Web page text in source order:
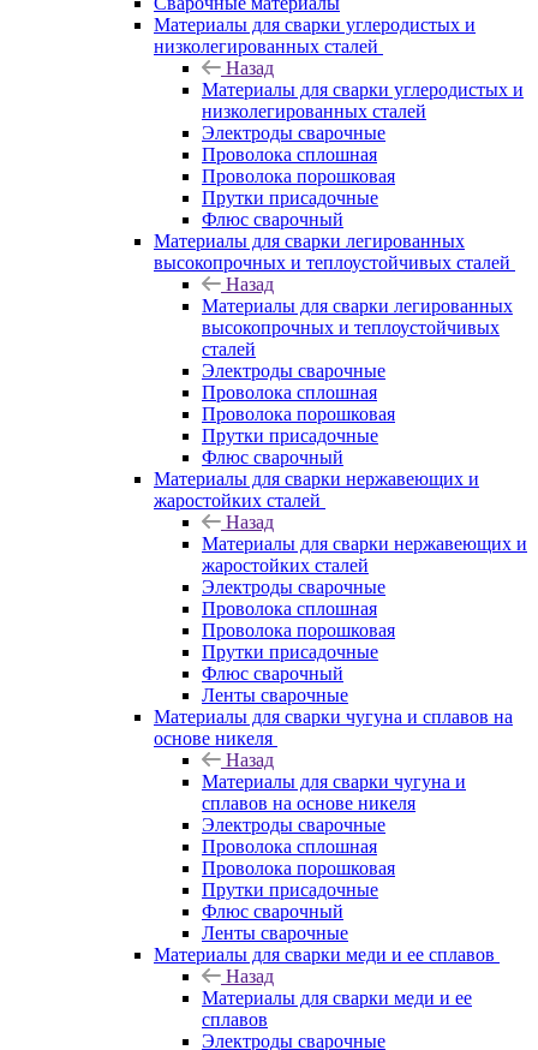
Материалы для сварки углеродистых и
низколегированных сталей
Назад
Материалы для сварки углеродистых и
низколегированных сталей
Электроды сварочные
Проволока сплошная
Проволока порошковая
Прутки присадочные
Флюс сварочный
Материалы для сварки легированных
высокопрочных и теплоустойчивых сталей
Назад
Материалы для сварки легированных
высокопрочных и теплоустойчивых
сталей
Электроды сварочные
Проволока сплошная
Проволока порошковая
Прутки присадочные
Флюс сварочный
Материалы для сварки нержавеющих и
жаростойких сталей
Назад
Материалы для сварки нержавеющих и
жаростойких сталей
Электроды сварочные
Проволока сплошная
Проволока порошковая
Прутки присадочные
Флюс сварочный
Ленты сварочные
Материалы для сварки чугуна и сплавов на
основе никеля
Назад
Материалы для сварки чугуна и
сплавов на основе никеля
Электроды сварочные
Проволока сплошная
Проволока порошковая
Прутки присадочные
Флюс сварочный
Ленты сварочные
Материалы для сварки меди и ее сплавов
Назад
Материалы для сварки меди и ее
сплавов
Электроды сварочные